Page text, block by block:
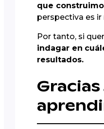
que
perspectiva es
Por tanto, si
indagar en
resultados.